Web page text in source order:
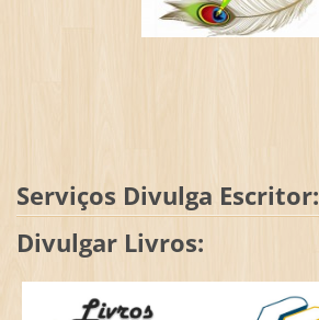
Serviços Divulga Escritor:
Divulgar Livros: